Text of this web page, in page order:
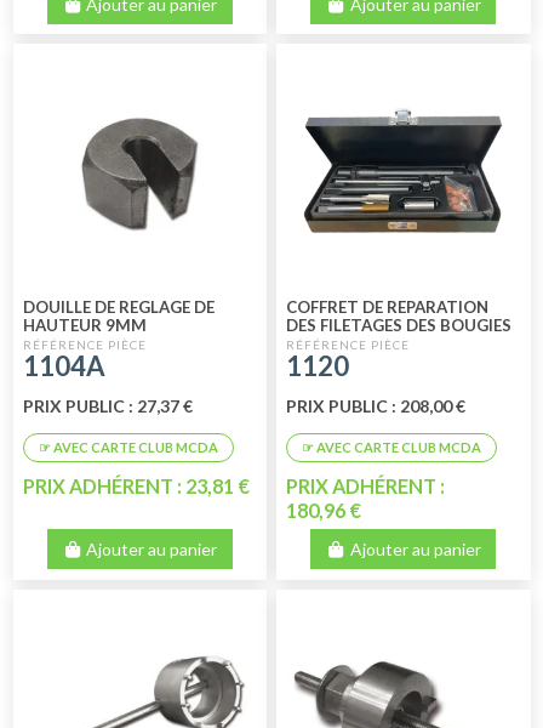
DOUILLE DE REGLAGE DE
HAUTEUR 9MM
1104A
PRIX PUBLIC : 27,37 €
PRIX ADHÉRENT : 23,81 €
Ajouter au panier
COFFRET DE REPARATION
DES FILETAGES DES BOUGIES
1120
PRIX PUBLIC : 208,00 €
PRIX ADHÉRENT :
180,96 €
Ajouter au panier